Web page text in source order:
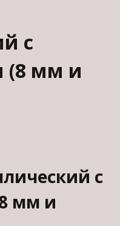
с
(8 мм и
с
мм и